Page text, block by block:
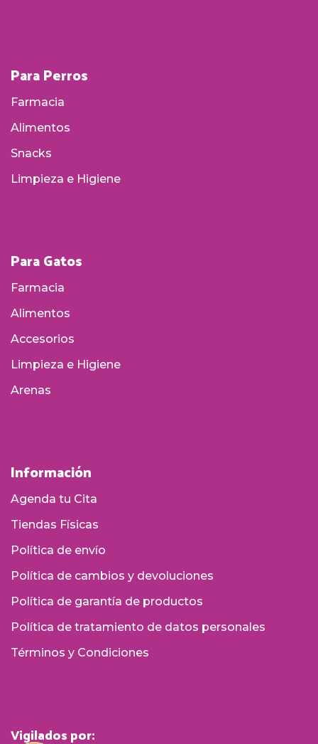
Para Perros
Farmacia
Alimentos
Snacks
Limpieza e Higiene
Para Gatos
Farmacia
Alimentos
Accesorios
Limpieza e Higiene
Arenas
Información
Agenda tu Cita
Tiendas Físicas
Política de envío
Política de cambios y devoluciones
Política de garantía de productos
Política de tratamiento de datos personales
Términos y Condiciones
Vigilados por: